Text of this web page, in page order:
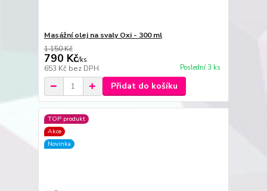
Masážní olej na svaly Oxi - 300 ml
1 150 Kč
790 Kč/ks
653 Kč bez DPH Poslední 3 ks
Přidat do košíku
TOP produkt
Akce
Novinka